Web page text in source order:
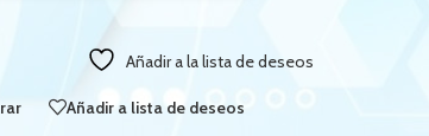
Añadir a la lista de deseos
Añadir a lista de deseos